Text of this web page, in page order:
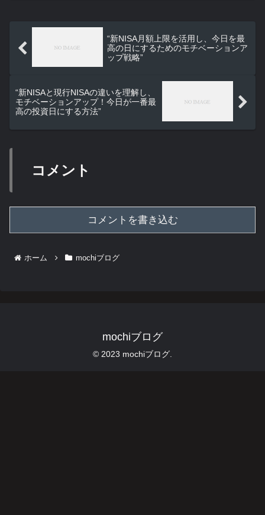
“新NISA月額上限を活用し、今日を最
高の日にするためのモチベーションア
ップ戦略”
“新NISAと現行NISAの違いを理解し、
モチベーションアップ！今日が一番最
高の投資日にする方法”
コメント
コメントを書き込む
ホーム mochiブログ
mochiブログ
© 2023 mochiブログ.